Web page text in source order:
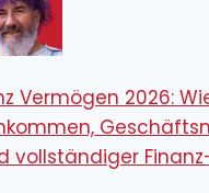
Vermögen 2026:
vollständiger